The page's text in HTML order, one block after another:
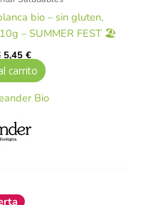
bio – sin gluten,
– SUMMER FEST 🏖️
5,45 €
carrito
Bio
El